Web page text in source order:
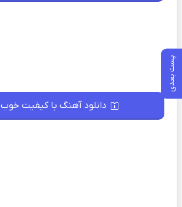
پست بعدی
دانلود آهنگ با کیفیت خوب 128